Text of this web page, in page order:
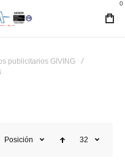
0
publicitarios GIVING
Posición 32